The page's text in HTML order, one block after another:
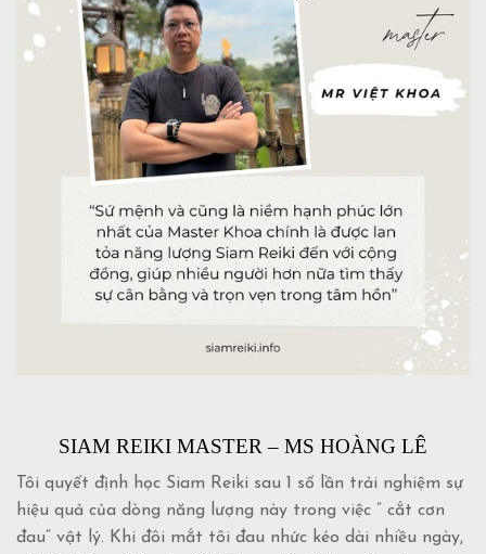
SIAM REIKI MASTER – MS HOÀNG LÊ
Tôi quyết định học Siam Reiki sau 1 số lần trải nghiệm sự
hiệu quả của dòng năng lượng này trong việc ” cắt cơn
đau” vật lý. Khi đôi mắt tôi đau nhức kéo dài nhiều ngày,